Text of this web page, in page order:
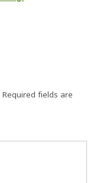
Required fields are